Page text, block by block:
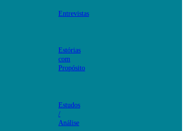
Entrevistas
Estórias
com
Propósito
Estudos
/
Análise